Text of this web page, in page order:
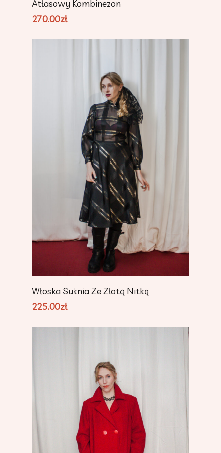
Atłasowy Kombinezon
270.00zł
Dodaj Do Koszyka
Włoska Suknia Ze Złotą Nitką
225.00zł